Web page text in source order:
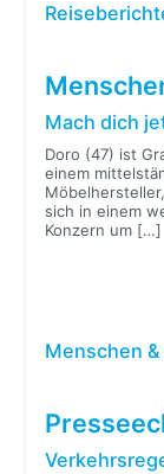
Mach dich
Doro (47) ist
einem
sich in einem
Konzern um […]
Menschen